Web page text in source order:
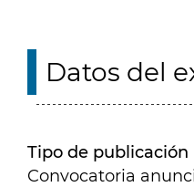
Datos del
Tipo de publicación
Convocatoria